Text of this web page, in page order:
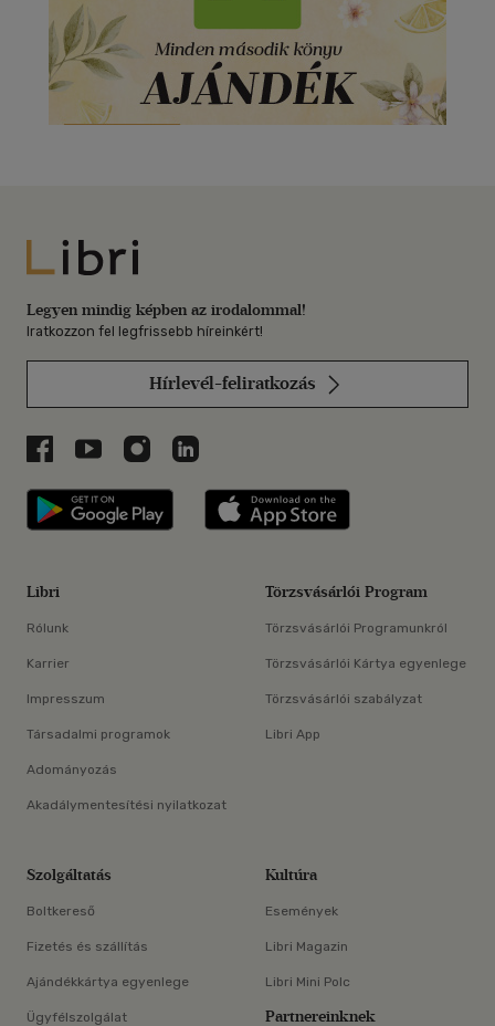
Libri
Legyen mindig képben az irodalommal!
Iratkozzon fel legfrissebb híreinkért!
Hírlevél-feliratkozás
Libri a Facebookon
Libri a Youtube-on
Libri az Instagramon
Libri a LinkedInen
Libri applikáció Szerezd meg: Google
Libri
Rólunk
Karrier
Impresszum
Társadalmi programok
Adományozás
Akadálymentesítési nyilatkozat
Törzsvásárlói Program
Törzsvásárlói Programunkról
Törzsvásárlói Kártya egyenlege
Törzsvásárlói szabályzat
Libri App
Szolgáltatás
Boltkereső
Fizetés és szállítás
Ajándékkártya egyenlege
Ügyfélszolgálat
Kultúra
Események
Libri Magazin
Libri Mini Polc
Partnereinknek